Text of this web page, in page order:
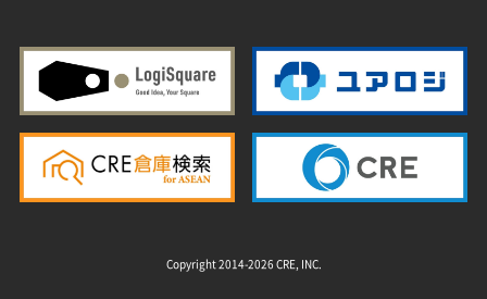
Copyright 2014-2026 CRE, INC.